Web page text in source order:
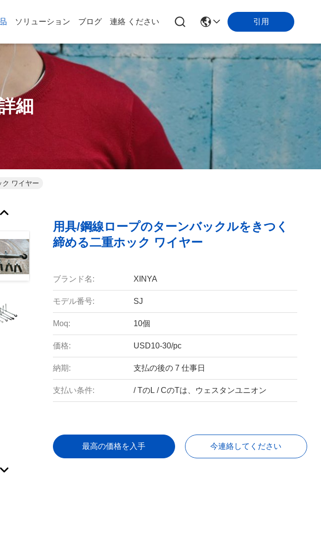
ソリューション ブログ 連絡 ください 引用
細
ク ワイヤー
用具/鋼線ロープのターンバックルをきつく
締める二重ホック ワイヤー
ブランド名: XINYA
モデル番号: SJ
Moq: 10個
価格: USD10-30/pc
納期: 支払の後の 7 仕事日
支払い条件: / TのL / CのTは、ウェスタンユニオン
最高の価格を入手 今連絡してください